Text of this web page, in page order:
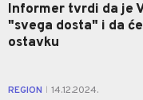
Informer tvrdi da je
"svega dosta" i da
ostavku
REGION 14.12.2024.